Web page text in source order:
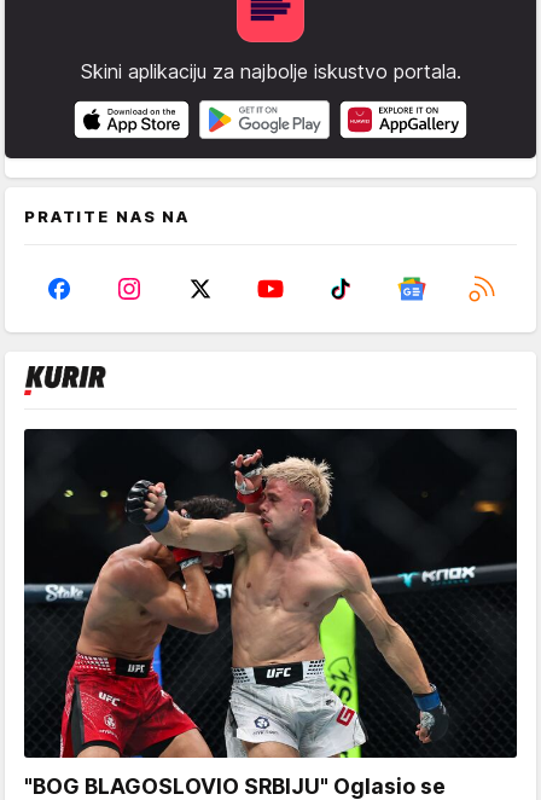
Skini aplikaciju za najbolje iskustvo portala.
PRATITE NAS NA
"BOG BLAGOSLOVIO SRBIJU" Oglasio se